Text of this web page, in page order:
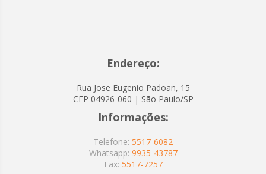
Endereço:
Rua Jose Eugenio Padoan, 15
CEP 04926-060 | São Paulo/SP
Informações:
Telefone: 5517-6082
Whatsapp: 9935-43787
Fax: 5517-7257